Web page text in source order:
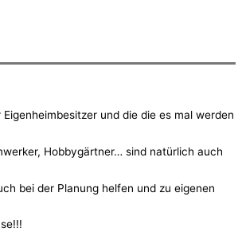
und die die es mal werden
Hobbygärtner… sind natürlich auch
bei der Planung helfen und zu eigenen